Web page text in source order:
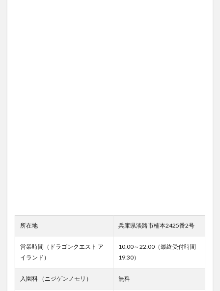
所在地 兵庫県淡路市楠本2425番2号
営業時間（ドラゴンクエスト ア
イランド）
10:00～22:00（最終受付時間
19:30）
入園料 （ニジゲンノモリ） 無料